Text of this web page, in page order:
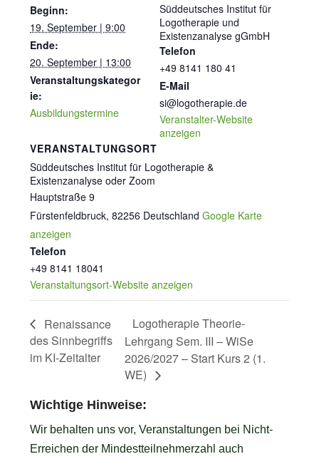
Beginn:
19. September | 9:00
Ende:
20. September | 13:00
Veranstaltungskategor
ie:
Ausbildungstermine
VERANSTALTUNGSORT
Süddeutsches Institut für Logotherapie &
Existenzanalyse oder Zoom
Hauptstraße 9
Fürstenfeldbruck, 82256 Deutschland Google Karte
anzeigen
Telefon
+49 8141 18041
Veranstaltungsort-Website anzeigen
Süddeutsches Institut für
Logotherapie und
Existenzanalyse gGmbH
Telefon
+49 8141 180 41
E-Mail
si@logotherapie.de
Veranstalter-Website
anzeigen
Renaissance
des Sinnbegriffs
im KI-Zeitalter
Logotherapie Theorie-
Lehrgang Sem. III – WiSe
2026/2027 – Start Kurs 2 (1.
WE)
Wichtige Hinweise:
Wir behalten uns vor, Veranstaltungen bei Nicht-
Erreichen der Mindestteilnehmerzahl auch